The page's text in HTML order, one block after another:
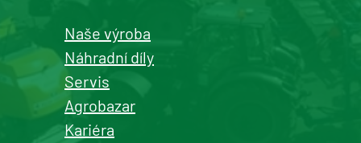
Naše výroba
Náhradní díly
Servis
Agrobazar
Kariéra